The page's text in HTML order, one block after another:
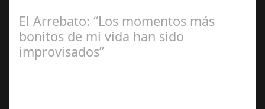
El Arrebato: “Los momentos más
bonitos de mi vida han sido
improvisados”